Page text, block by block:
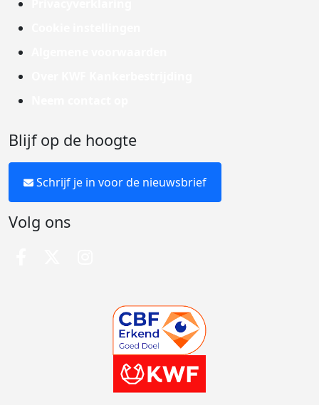
Blijf op de hoogte
Schrijf je in voor de nieuwsbrief
Volg ons